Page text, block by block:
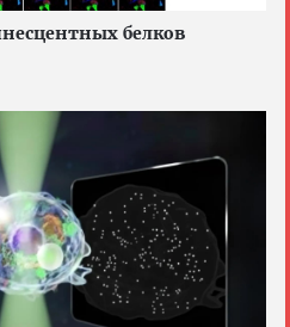
белков